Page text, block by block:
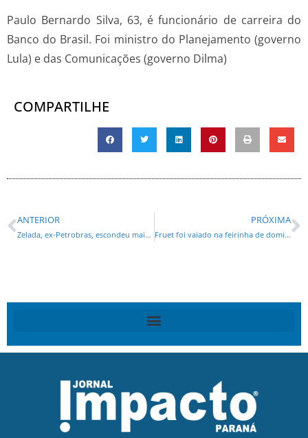
Paulo Bernardo Silva, 63, é funcionário de carreira do
Banco do Brasil. Foi ministro do Planejamento (governo
Lula) e das Comunicações (governo Dilma)
COMPARTILHE
ANTERIOR
Zelada, ex-Petrobras, escondeu mais E$ 10 milhões em Mônaco
PRÓXIMA
Fruet foi vaiado na feirinha de domingo